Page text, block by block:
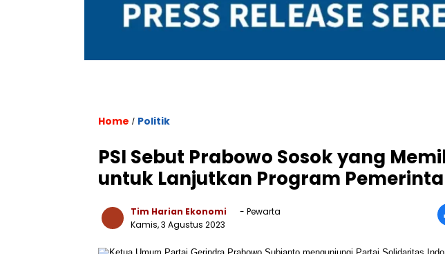
Home / Politik
PSI Sebut Prabowo Sosok yang
untuk Lanjutkan Program
Tim Harian Ekonomi
- Pewarta
Kamis, 3 Agustus 2023